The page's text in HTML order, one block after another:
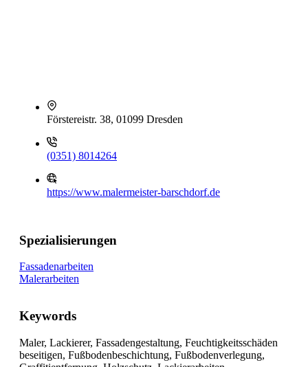
Förstereistr. 38, 01099 Dresden
(0351) 8014264
https://www.malermeister-barschdorf.de
Spezialisierungen
Fassadenarbeiten
Malerarbeiten
Keywords
Maler, Lackierer, Fassadengestaltung, Feuchtigkeitsschäden
beseitigen, Fußbodenbeschichtung, Fußbodenverlegung,